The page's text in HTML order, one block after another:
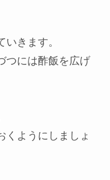
きます。
つには酢飯を広げ
くようにしましょ